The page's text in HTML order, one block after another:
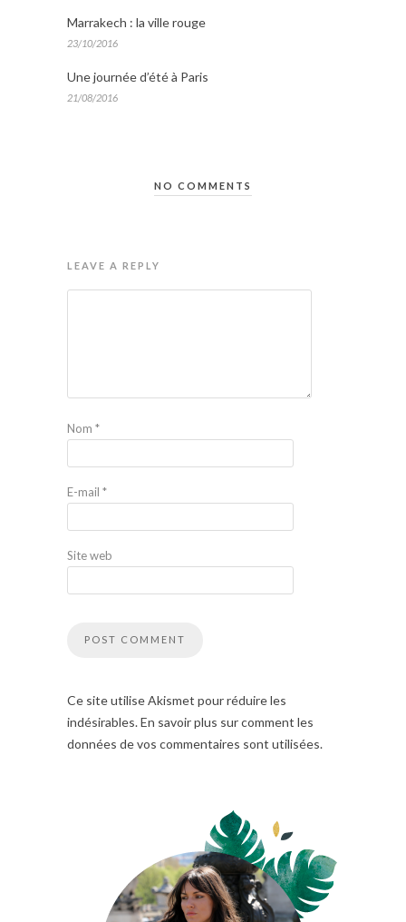
Marrakech : la ville rouge
23/10/2016
Une journée d’été à Paris
21/08/2016
NO COMMENTS
LEAVE A REPLY
Nom *
E-mail *
Site web
Ce site utilise Akismet pour réduire les
indésirables. En savoir plus sur comment les
données de vos commentaires sont utilisées.